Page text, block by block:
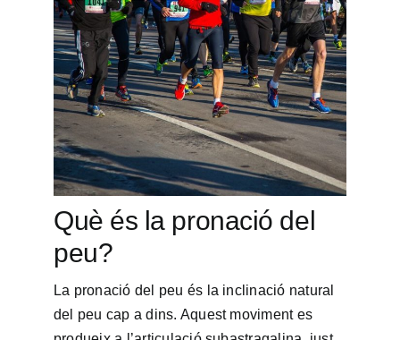
Què és la pronació del
peu?
La pronació del peu és la inclinació natural
del peu cap a dins. Aquest moviment es